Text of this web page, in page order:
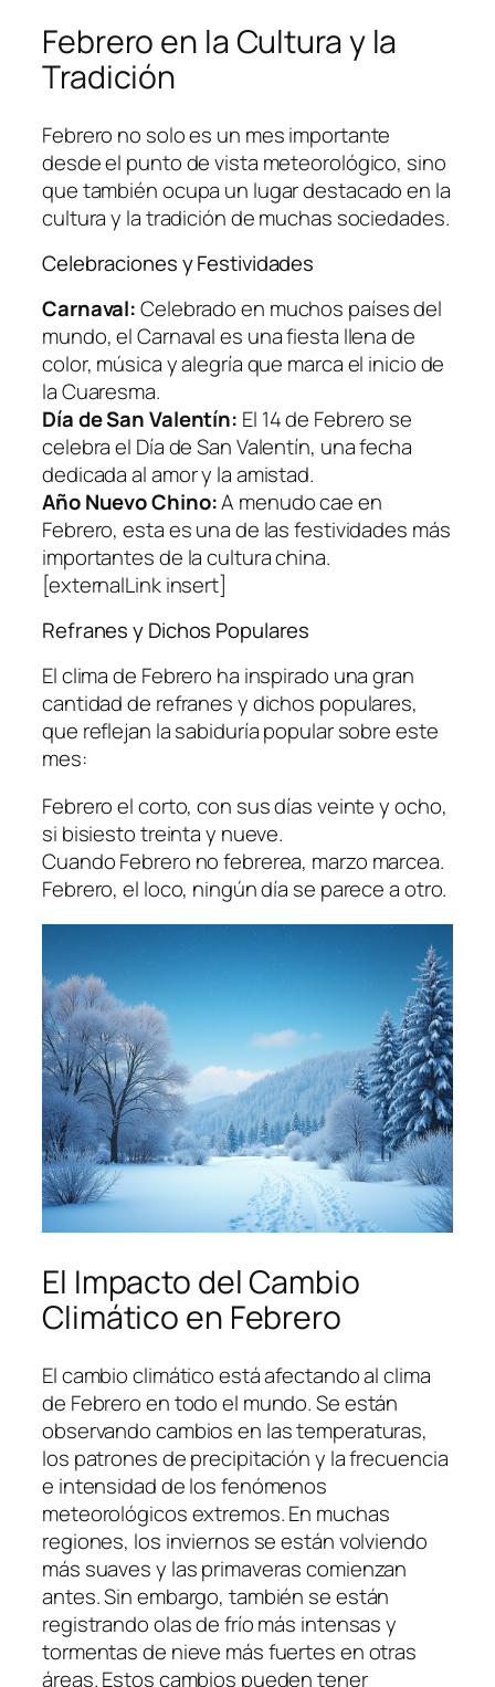
Febrero en la Cultura y la
Tradición
Febrero no solo es un mes importante
desde el punto de vista meteorológico, sino
que también ocupa un lugar destacado en la
cultura y la tradición de muchas sociedades.
Celebraciones y Festividades
Carnaval:Celebrado en muchos países del
mundo, el Carnaval es una fiesta llena de
color, música y alegría que marca el inicio de
la Cuaresma.
Día de San Valentín: El 14 de Febrero se
celebra el Día de San Valentín, una fecha
dedicada al amor y la amistad.
Año Nuevo Chino:A menudo cae en
Febrero, esta es una de las festividades más
importantes de la cultura china.
[externalLink insert]
Refranes y Dichos Populares
El clima de Febrero ha inspirado una gran
cantidad de refranes y dichos populares,
que reflejan la sabiduría popular sobre este
mes:
Febrero el corto, con sus días veinte y ocho,
si bisiesto treinta y nueve.
Cuando Febrero no febrerea, marzo marcea.
Febrero, el loco, ningún día se parece a otro.
El Impacto del Cambio
Climático en Febrero
El cambio climático está afectando al clima
de Febrero en todo el mundo. Se están
observando cambios en las temperaturas,
los patrones de precipitación y la frecuencia
e intensidad de los fenómenos
meteorológicos extremos. En muchas
regiones, los inviernos se están volviendo
más suaves y las primaveras comienzan
antes. Sin embargo, también se están
registrando olas de frío más intensas y
tormentas de nieve más fuertes en otras
áreas. Estos cambios pueden tener